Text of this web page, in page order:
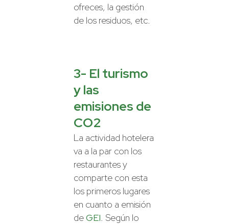
ofreces, la gestión
de los residuos, etc.
3- El turismo
y las
emisiones de
CO2
La actividad hotelera
va a la par con los
restaurantes y
comparte con esta
los primeros lugares
en cuanto a emisión
deGEI. Según lo